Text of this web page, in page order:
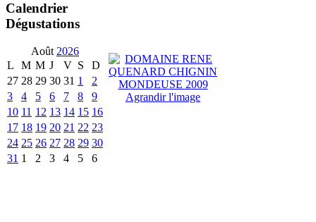
Calendrier
Dégustations
Août 2026
L
M M J V S
D
27 28 29 30 31 1
2
3
4 5 6 7 8
9
10 11 12 13 14 15 16
17 18 19 20 21 22 23
24 25 26 27 28 29 30
31 1 2 3 4 5 6
Agrandir l'image